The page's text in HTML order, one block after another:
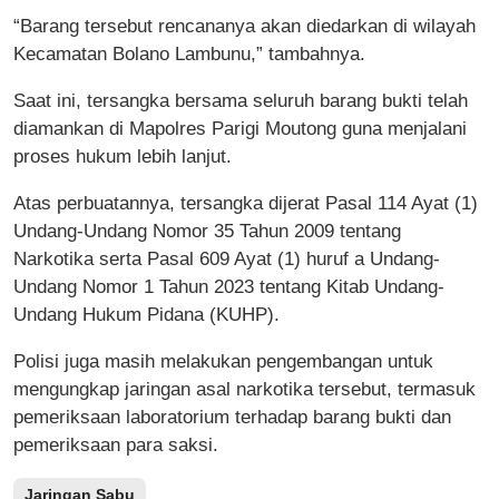
“Barang tersebut rencananya akan diedarkan di wilayah
Kecamatan Bolano Lambunu,” tambahnya.
Saat ini, tersangka bersama seluruh barang bukti telah
diamankan di Mapolres Parigi Moutong guna menjalani
proses hukum lebih lanjut.
Atas perbuatannya, tersangka dijerat Pasal 114 Ayat (1)
Undang-Undang Nomor 35 Tahun 2009 tentang
Narkotika serta Pasal 609 Ayat (1) huruf a Undang-
Undang Nomor 1 Tahun 2023 tentang Kitab Undang-
Undang Hukum Pidana (KUHP).
Polisi juga masih melakukan pengembangan untuk
mengungkap jaringan asal narkotika tersebut, termasuk
pemeriksaan laboratorium terhadap barang bukti dan
pemeriksaan para saksi.
Jaringan Sabu